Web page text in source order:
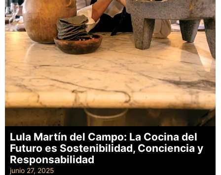
Lula Martín del Campo: La Cocina del
Futuro es Sostenibilidad, Conciencia y
Responsabilidad
junio 27, 2025